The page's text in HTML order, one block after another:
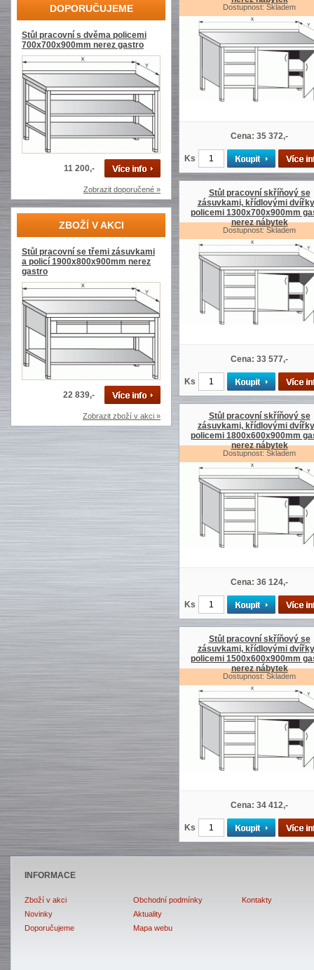
DOPORUČUJEME
Stůl pracovní s dvěma policemi
700x700x900mm nerez gastro
11 200,-
Zobrazit doporučené »
ZBOŽÍ V AKCI
Stůl pracovní se třemi zásuvkami
a policí 1900x800x900mm nerez
gastro
22 839,-
Zobrazit zboží v akci »
Dostupnost: Skladem
Cena: 35 372,-
Ks
Stůl pracovní skříňový se
zásuvkami, křídlovými
policemi 1300x700x900mm
nerez nábytek
Dostupnost: Skladem
Cena: 33 577,-
Ks
Stůl pracovní skříňový se
zásuvkami, křídlovými
policemi 1800x600x900mm
nerez nábytek
Dostupnost: Skladem
Cena: 36 124,-
Ks
Stůl pracovní skříňový se
zásuvkami, křídlovými
policemi 1500x600x900mm
nerez nábytek
Dostupnost: Skladem
Cena: 34 412,-
Ks
INFORMACE
Zboží v akci
Novinky
Doporučujeme
Obchodní podmínky
Aktuality
Mapa webu
Kontakty